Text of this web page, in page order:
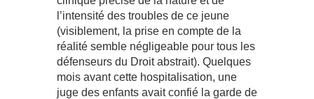
l’intensité des troubles de ce jeune
(visiblement, la prise en compte de la
réalité semble négligeable pour tous les
défenseurs du Droit abstrait). Quelques
mois avant cette hospitalisation, une
juge des enfants avait confié la garde de